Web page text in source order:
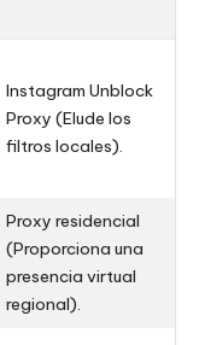
Instagram Unblock
Proxy (Elude los
filtros locales).
Proxy residencial
(Proporciona una
presencia virtual
regional).